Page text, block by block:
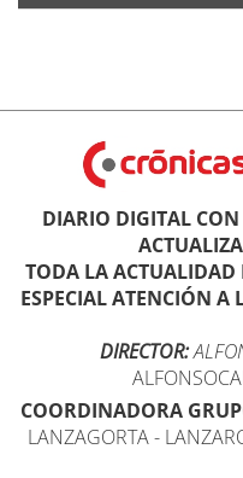
DIARIO DIGITAL
TODA LA ACTUALIDAD
ESPECIAL ATENCIÓN A
DIRECTOR:
COORDINADORA
LANZAGORTA -